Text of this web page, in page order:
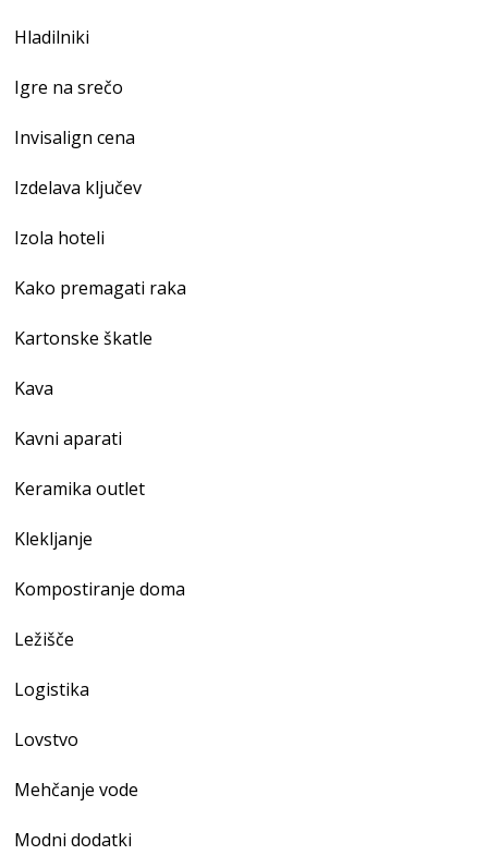
Hladilniki
Igre na srečo
Invisalign cena
Izdelava ključev
Izola hoteli
Kako premagati raka
Kartonske škatle
Kava
Kavni aparati
Keramika outlet
Klekljanje
Kompostiranje doma
Ležišče
Logistika
Lovstvo
Mehčanje vode
Modni dodatki